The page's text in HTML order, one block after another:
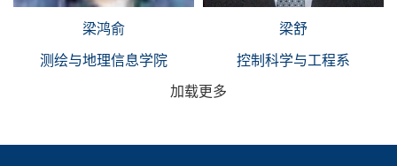
梁鸿俞
测绘与地理信息学院
梁舒
控制科学与工程系
加载更多